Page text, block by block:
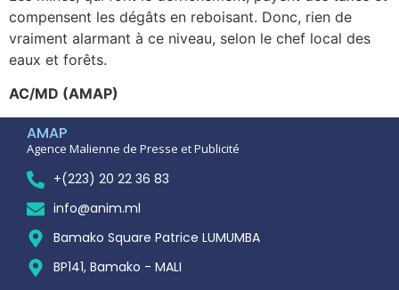
compensent les dégâts en reboisant. Donc, rien de
vraiment alarmant à ce niveau, selon le chef local des
eaux et forêts.
AC/MD (AMAP)
AMAP
Agence Malienne de Presse et Publicité
+(223) 20 22 36 83
info@anim.ml
Bamako Square Patrice LUMUMBA
BP141, Bamako - MALI